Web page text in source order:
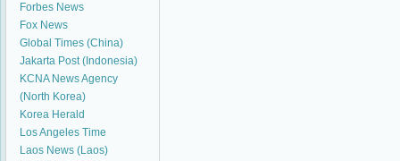
Forbes News
Fox News
Global Times (China)
Jakarta Post (Indonesia)
KCNA News Agency
(North Korea)
Korea Herald
Los Angeles Time
Laos News (Laos)